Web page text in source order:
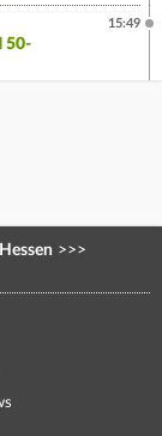
50-
15:49
Hessen >>>